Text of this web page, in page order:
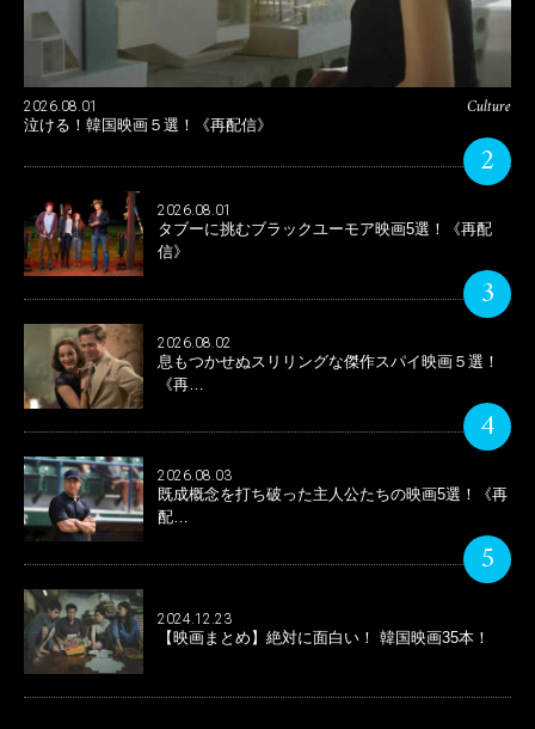
Culture
2026.08.01
泣ける！韓国映画５選！《再配信》
2
2026.08.01
タブーに挑むブラックユーモア映画5選！《再配
信》
3
2026.08.02
息もつかせぬスリリングな傑作スパイ映画５選！
《再…
4
2026.08.03
既成概念を打ち破った主人公たちの映画5選！《再
配…
5
2024.12.23
【映画まとめ】絶対に面白い！ 韓国映画35本！